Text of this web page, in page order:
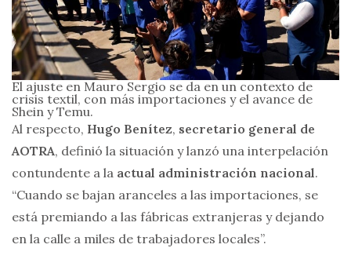
El ajuste en Mauro Sergio se da en un contexto de
crisis textil, con más importaciones y el avance de
Shein y Temu.
Al respecto, Hugo Benítez, secretario general de
AOTRA, definió la situación y lanzó una interpelación
contundente a la actual administración nacional.
“Cuando se bajan aranceles a las importaciones, se
está premiando a las fábricas extranjeras y dejando
en la calle a miles de trabajadores locales”.